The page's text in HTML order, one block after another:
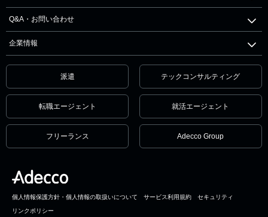
Q&A・お問い合わせ
企業情報
派遣 テックコンサルティング
転職エージェント 就活エージェント
フリーランス Adecco Group
個人情報保護方針・個人情報の取扱いについて サービス利用規約 セキュリティ
リンクポリシー